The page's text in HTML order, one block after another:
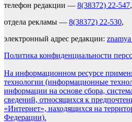
телефон редакции — 8(38372) 22-547,
отдела рекламы — 8(38372) 22-530,
электронный адрес редакции:
Политика конфиденциальности
На информационном ресурсе
технологии (информационные
информации на основе сбора,
сведений, относящихся к
«Интернет», находящихся на
Федерации).